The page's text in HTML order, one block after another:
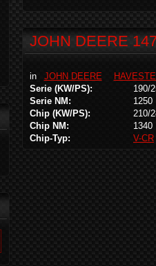
JOHN DEERE
in JOHN DEERE
Serie (KW/PS):
190/
Serie NM:
1250
Chip (KW/PS):
210/
Chip NM:
1340
Chip-Typ:
V-CR